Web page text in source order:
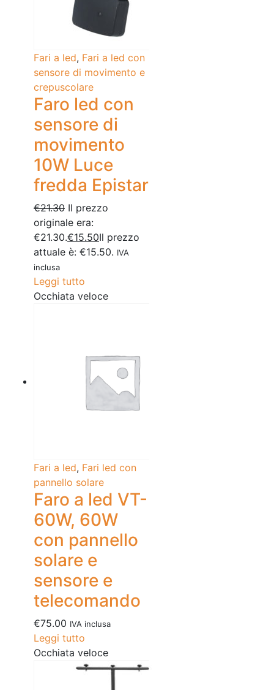
Fari a led, Fari a led con
sensore di movimento e
crepuscolare
Faro led con
sensore di
movimento
10W Luce
fredda Epistar
€21.30 Il prezzo
originale era:
€21.30.€15.50Il prezzo
attuale è: €15.50. IVA
inclusa
Leggi tutto
Occhiata veloce
Fari a led, Fari led con
pannello solare
Faro a led VT-
60W, 60W
con pannello
solare e
sensore e
telecomando
€75.00 IVA inclusa
Leggi tutto
Occhiata veloce